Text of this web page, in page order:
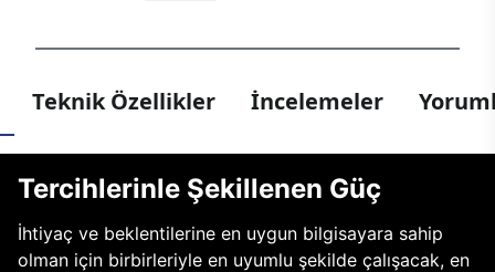
Teknik Özellikler İncelemeler
Tercihlerinle Şekillenen Güç
İhtiyaç ve beklentilerine en uygun bilgisayara sahip
olman için birbirleriyle en uyumlu şekilde çalışacak, en